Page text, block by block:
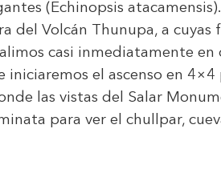
(Echinopsis
del Volcán Thunupa, a cuyas
casi inmediatamente en
iniciaremos el ascenso en 4×4
las vistas del Salar
para ver el chullpar,